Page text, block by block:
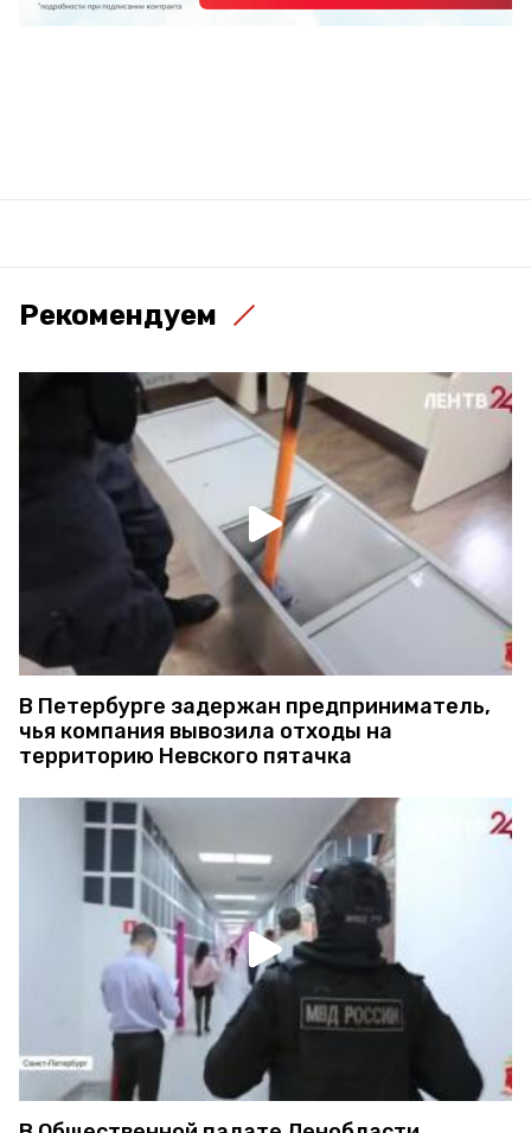
Рекомендуем
В Петербурге задержан предприниматель,
чья компания вывозила отходы на
территорию Невского пятачка